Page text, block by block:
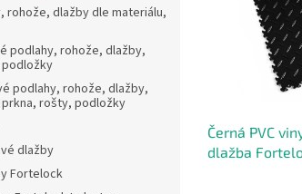
rohože, dlažby dle materiálu,
podlahy, rohože, dlažby,
podlahy, rohože, dlažby,
rošty, podložky
dlažby
Fortelock
Černá PVC
dlažba